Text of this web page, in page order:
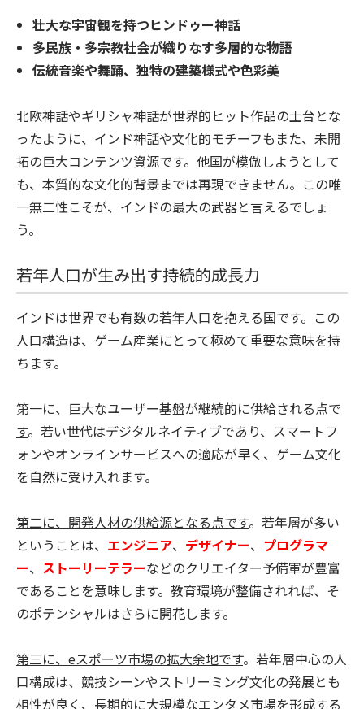
壮大な宇宙観を持つヒンドゥー神話
多民族・多宗教社会が織りなす多層的な物語
伝統音楽や舞踊、独特の建築様式や色彩美
北欧神話やギリシャ神話が世界的ヒット作品の土台とな
ったように、インド神話や文化的モチーフもまた、未開
拓の巨大コンテンツ資源です。他国が模倣しようとして
も、本質的な文化的背景までは再現できません。この唯
一無二性こそが、インドの最大の武器と言えるでしょ
う。
若年人口が生み出す持続的成長力
インドは世界でも有数の若年人口を抱える国です。この
人口構造は、ゲーム産業にとって極めて重要な意味を持
ちます。
第一に、巨大なユーザー基盤が継続的に供給される点で
す。若い世代はデジタルネイティブであり、スマートフ
ォンやオンラインサービスへの適応が早く、ゲーム文化
を自然に受け入れます。
第二に、 開発人材の供給源となる点です。若年層が多い
ということは、 エンジニア、 デザイナー、 プログラマ
ー、 ストーリーテラーなどのクリエイター予備軍が豊富
であることを意味します。教育環境が整備されれば、そ
のポテンシャルはさらに開花します。
第三に、eスポーツ市場の拡大余地です。若年層中心の人
口構成は、競技シーンやストリーミング文化の発展とも
相性が良く、長期的に大規模なエンタメ市場を形成する